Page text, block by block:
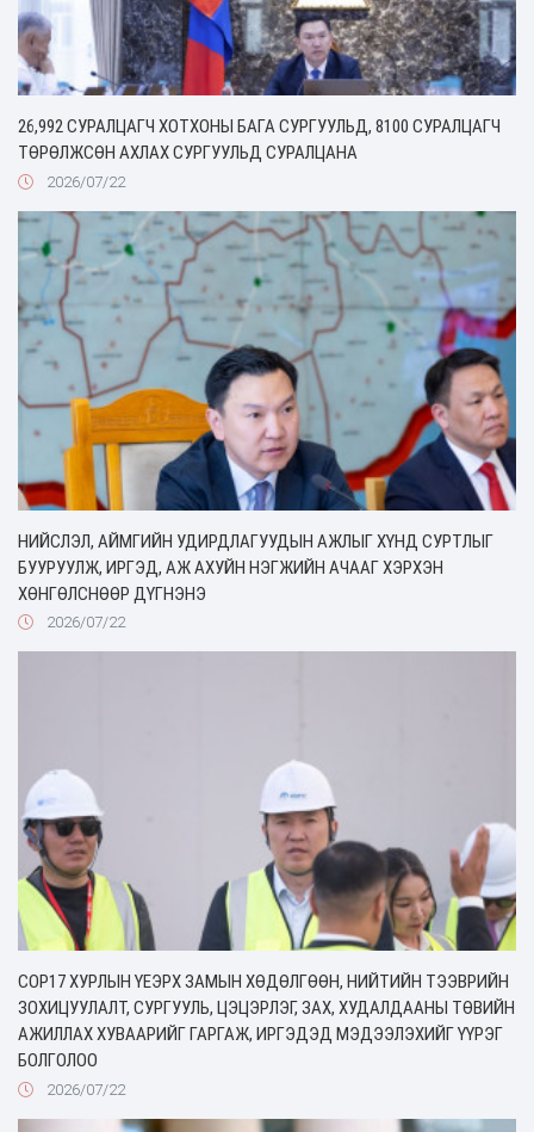
26,992 СУРАЛЦАГЧ ХОТХОНЫ БАГА СУРГУУЛЬД, 8100 СУРАЛЦАГЧ
ТӨРӨЛЖСӨН АХЛАХ СУРГУУЛЬД СУРАЛЦАНА
2026/07/22
НИЙСЛЭЛ, АЙМГИЙН УДИРДЛАГУУДЫН АЖЛЫГ ХҮНД СУРТЛЫГ
БУУРУУЛЖ, ИРГЭД, АЖ АХУЙН НЭГЖИЙН АЧААГ ХЭРХЭН
ХӨНГӨЛСНӨӨР ДҮГНЭНЭ
2026/07/22
COP17 ХУРЛЫН ҮЕЭРХ ЗАМЫН ХӨДӨЛГӨӨН, НИЙТИЙН ТЭЭВРИЙН
ЗОХИЦУУЛАЛТ, СУРГУУЛЬ, ЦЭЦЭРЛЭГ, ЗАХ, ХУДАЛДААНЫ ТӨВИЙН
АЖИЛЛАХ ХУВААРИЙГ ГАРГАЖ, ИРГЭДЭД МЭДЭЭЛЭХИЙГ ҮҮРЭГ
БОЛГОЛОО
2026/07/22